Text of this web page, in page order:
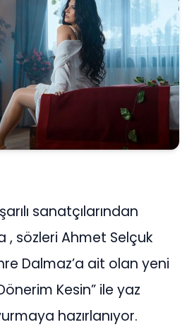
sanatçılarından
, sözleri Ahmet Selçuk
Dalmaz’a ait olan yeni
Kesin” ile yaz
hazırlanıyor.